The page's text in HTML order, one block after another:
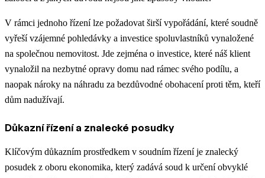
V rámci jednoho řízení lze požadovat širší vypořádání, které soudně
vyřeší vzájemné pohledávky a investice spoluvlastníků vynaložené
na společnou nemovitost. Jde zejména o investice, které náš klient
vynaložil na nezbytné opravy domu nad rámec svého podílu, a
naopak nároky na náhradu za bezdůvodné obohacení proti těm, kteří
dům nadužívají.
Důkazní řízení a znalecké posudky
Klíčovým důkazním prostředkem v soudním řízení je znalecký
posudek z oboru ekonomika, který zadává soud k určení obvyklé